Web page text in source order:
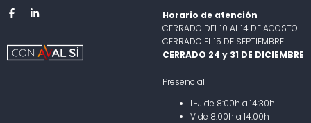
Horario de atención
CERRADO DEL 10 AL 14 DE AGOSTO
CERRADO EL 15 DE SEPTIEMBRE
CERRADO 24 y 31 DE DICIEMBRE
Presencial
L-J de 8:00h a 14:30h
V de 8:00h a 14:00h